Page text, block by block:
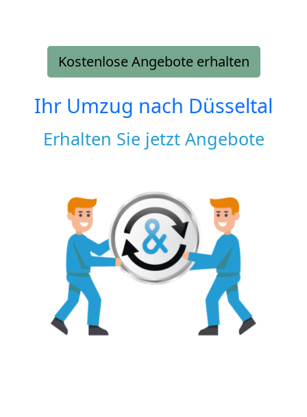
Kostenlose Angebote erhalten
Ihr Umzug nach Düsseltal
Erhalten Sie jetzt Angebote